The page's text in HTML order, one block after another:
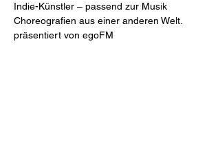
Indie-Künstler – passend zur Musik
Choreografien aus einer anderen Welt.
präsentiert von egoFM